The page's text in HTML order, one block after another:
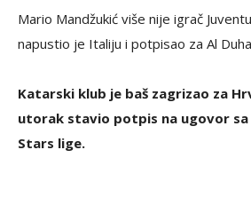
Mario Mandžukić više nije igrač
napustio je Italiju i potpisao za Al
Katarski klub je baš zagrizao za
utorak stavio potpis na ugovor
Stars lige.